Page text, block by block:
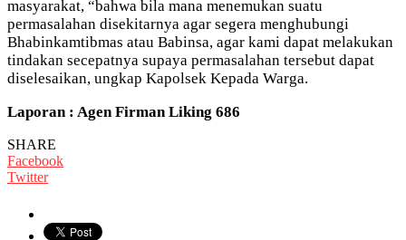
masyarakat, “bahwa bila mana menemukan suatu
permasalahan disekitarnya agar segera menghubungi
Bhabinkamtibmas atau Babinsa, agar kami dapat melakukan
tindakan secepatnya supaya permasalahan tersebut dapat
diselesaikan, ungkap Kapolsek Kepada Warga.
Laporan : Agen Firman Liking 686
SHARE
Facebook
Twitter